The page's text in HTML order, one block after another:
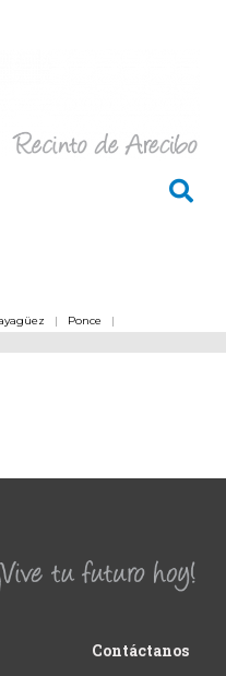
| Ponce |
Contáctanos